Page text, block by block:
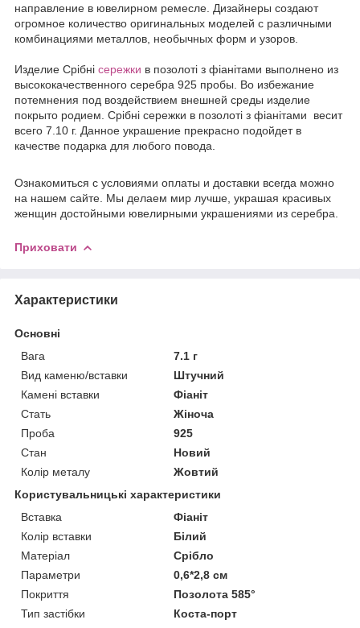
направление в ювелирном ремесле. Дизайнеры создают
огромное количество оригинальных моделей с различными
комбинациями металлов, необычных форм и узоров.
Изделие Срібні сережки в позолоті з фіанітами выполнено из
высококачественного серебра 925 пробы. Во избежание
потемнения под воздействием внешней среды изделие
покрыто родием. Срібні сережки в позолоті з фіанітами весит
всего 7.10 г. Данное украшение прекрасно подойдет в
качестве подарка для любого повода.
Ознакомиться с условиями оплаты и доставки всегда можно
на нашем сайте. Мы делаем мир лучше, украшая красивых
женщин достойными ювелирными украшениями из серебра.
Приховати
Характеристики
Основні
Вага
7.1 г
Вид каменю/вставки
Штучний
Камені вставки
Фіаніт
Стать
Жіноча
Проба
925
Стан
Новий
Колір металу
Жовтий
Користувальницькі характеристики
Вставка
Фіаніт
Колір вставки
Білий
Матеріал
Срібло
Параметри
0,6*2,8 см
Покриття
Позолота 585°
Тип застібки
Коста-порт